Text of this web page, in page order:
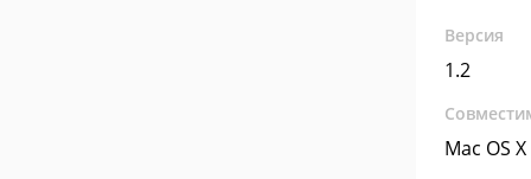
Версия
1.2
Mac OS X